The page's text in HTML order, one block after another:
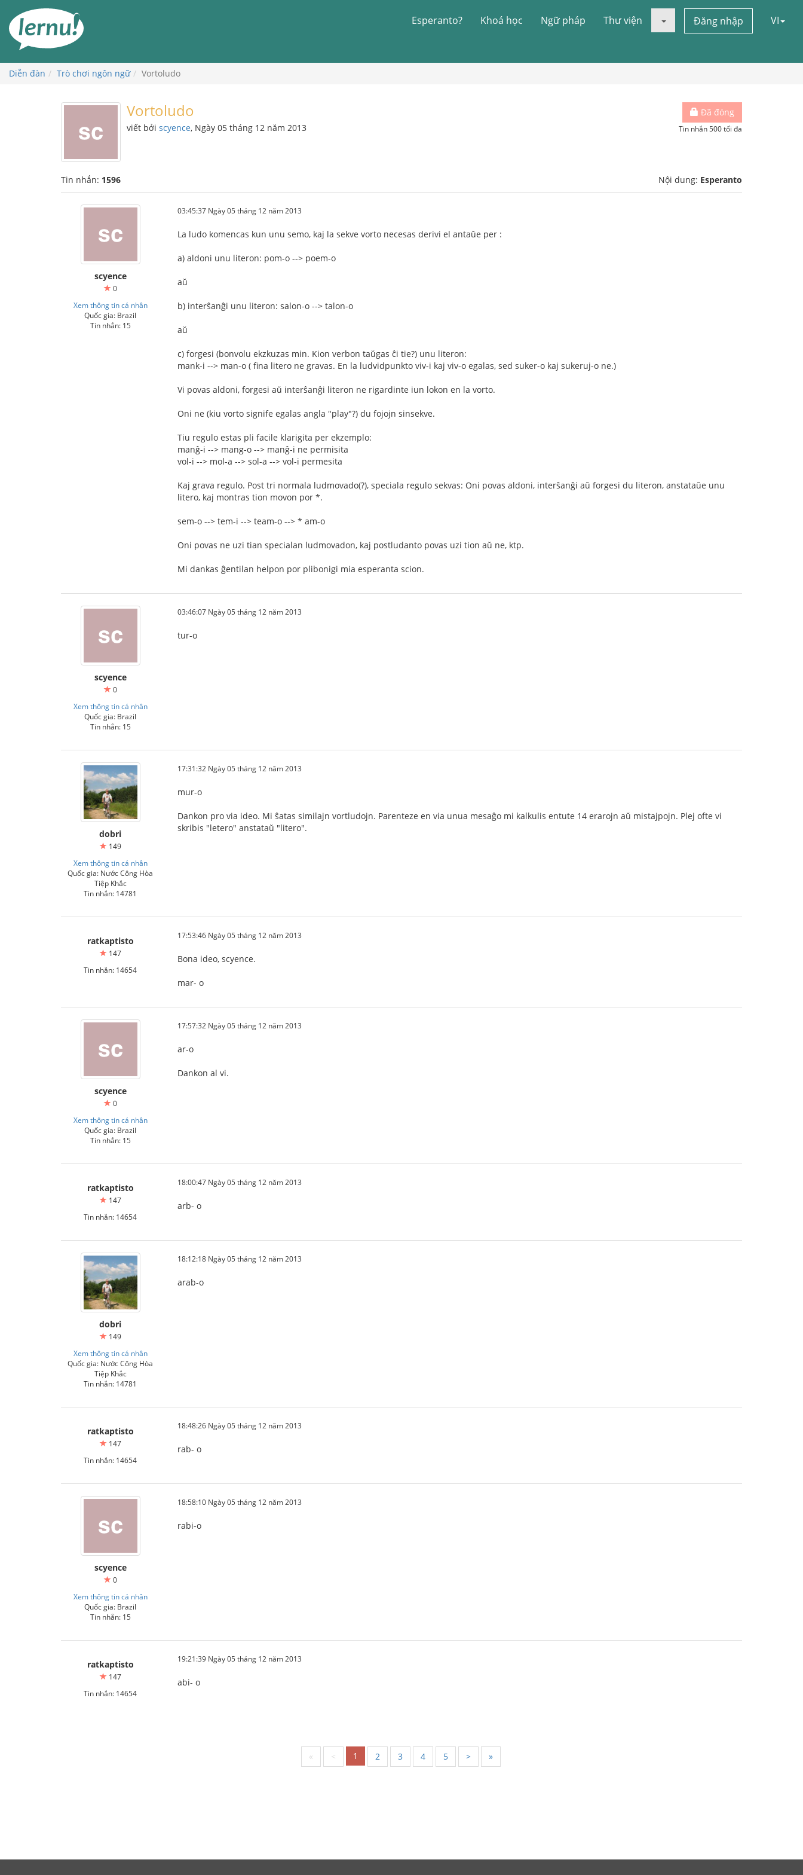
đến
phần
dung
Esperanto? Khoá học Ngữ pháp Thư viện Đăng nhập VI
Diễn đàn Trò chơi ngôn ngữ Vortoludo
Đã đóng
Tin nhắn 500 tối đa
Vortoludo
viết bởi scyence, Ngày 05 tháng 12 năm 2013
Tin nhắn: 1596 Nội dung: Esperanto
scyence
0
Xem thông tin cá nhân
Quốc gia: Brazil
Tin nhắn: 15
03:45:37 Ngày 05 tháng 12 năm 2013
La ludo komencas kun unu semo, kaj la sekve vorto necesas derivi el antaŭe per :
a) aldoni unu literon: pom-o --> poem-o
aŭ
b) interŝanĝi unu literon: salon-o --> talon-o
aŭ
c) forgesi (bonvolu ekzkuzas min. Kion verbon taŭgas ĉi tie?) unu literon:
mank-i --> man-o ( fina litero ne gravas. En la ludvidpunkto viv-i kaj viv-o egalas, sed suker-o kaj sukeruj-o ne.)
Vi povas aldoni, forgesi aŭ interŝanĝi literon ne rigardinte iun lokon en la vorto.
Oni ne (kiu vorto signife egalas angla "play"?) du fojojn sinsekve.
Tiu regulo estas pli facile klarigita per ekzemplo:
manĝ-i --> mang-o --> manĝ-i ne permisita
vol-i --> mol-a --> sol-a --> vol-i permesita
Kaj grava regulo. Post tri normala ludmovado(?), speciala regulo sekvas: Oni povas aldoni, interŝanĝi aŭ forgesi du literon, anstataŭe unu
litero, kaj montras tion movon por *.
sem-o --> tem-i --> team-o --> * am-o
Oni povas ne uzi tian specialan ludmovadon, kaj postludanto povas uzi tion aŭ ne, ktp.
Mi dankas ĝentilan helpon por plibonigi mia esperanta scion.
scyence
0
Xem thông tin cá nhân
Quốc gia: Brazil
Tin nhắn: 15
03:46:07 Ngày 05 tháng 12 năm 2013
tur-o
dobri
149
Xem thông tin cá nhân
Quốc gia: Nước Công Hòa
Tiệp Khắc
Tin nhắn: 14781
17:31:32 Ngày 05 tháng 12 năm 2013
mur-o
Dankon pro via ideo. Mi ŝatas similajn vortludojn. Parenteze en via unua mesaĝo mi kalkulis entute 14 erarojn aŭ mistajpojn. Plej ofte vi
skribis "letero" anstataŭ "litero".
ratkaptisto
147
Tin nhắn: 14654
17:53:46 Ngày 05 tháng 12 năm 2013
Bona ideo, scyence.
mar- o
scyence
0
Xem thông tin cá nhân
Quốc gia: Brazil
Tin nhắn: 15
17:57:32 Ngày 05 tháng 12 năm 2013
ar-o
Dankon al vi.
ratkaptisto
147
Tin nhắn: 14654
18:00:47 Ngày 05 tháng 12 năm 2013
arb- o
dobri
149
Xem thông tin cá nhân
Quốc gia: Nước Công Hòa
Tiệp Khắc
Tin nhắn: 14781
18:12:18 Ngày 05 tháng 12 năm 2013
arab-o
ratkaptisto
147
Tin nhắn: 14654
18:48:26 Ngày 05 tháng 12 năm 2013
rab- o
scyence
0
Xem thông tin cá nhân
Quốc gia: Brazil
Tin nhắn: 15
18:58:10 Ngày 05 tháng 12 năm 2013
rabi-o
ratkaptisto
147
Tin nhắn: 14654
19:21:39 Ngày 05 tháng 12 năm 2013
abi- o
« < 1 2 3 4 5 > »